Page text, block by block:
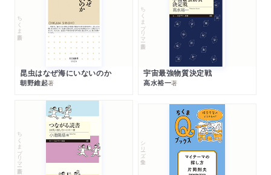
ちくま新書
昆虫はなぜ海にいないのか
朝野維起著
ちくまプリマー新書
宇宙最強物質決定戦
高水裕一著
ちくまプリマー新書 シリーズ・全集